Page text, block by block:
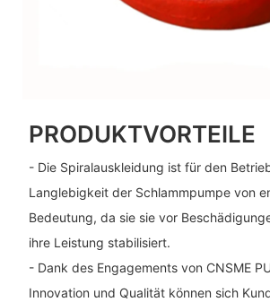
PRODUKTVORTEILE
- Die Spiralauskleidung ist für den
Langlebigkeit der Schlammpumpe von
Bedeutung, da sie sie vor
ihre Leistung stabilisiert.
- Dank des Engagements von CNSME
Innovation und Qualität können sich